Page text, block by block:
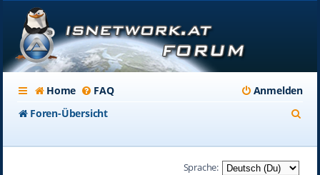
Home FAQ
Anmelden
Foren-Übersicht
Sprache: